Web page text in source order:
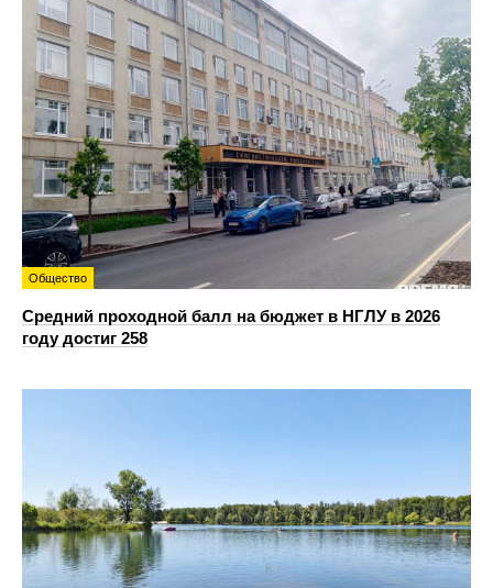
Общество
Средний проходной балл на бюджет в НГЛУ в 2026
году достиг 258